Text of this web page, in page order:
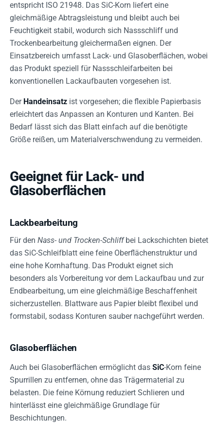
entspricht ISO 21948. Das SiC-Korn liefert eine
gleichmäßige Abtragsleistung und bleibt auch bei
Feuchtigkeit stabil, wodurch sich Nassschliff und
Trockenbearbeitung gleichermaßen eignen. Der
Einsatzbereich umfasst Lack- und Glasoberflächen, wobei
das Produkt speziell für Nassschleifarbeiten bei
konventionellen Lackaufbauten vorgesehen ist.
Der Handeinsatz ist vorgesehen; die flexible Papierbasis
erleichtert das Anpassen an Konturen und Kanten. Bei
Bedarf lässt sich das Blatt einfach auf die benötigte
Größe reißen, um Materialverschwendung zu vermeiden.
Geeignet für Lack- und
Glasoberflächen
Lackbearbeitung
Für den Nass- und Trocken-Schliffbei Lackschichten bietet
das SiC-Schleifblatt eine feine Oberflächenstruktur und
eine hohe Kornhaftung. Das Produkt eignet sich
besonders als Vorbereitung vor dem Lackaufbau und zur
Endbearbeitung, um eine gleichmäßige Beschaffenheit
sicherzustellen. Blattware aus Papier bleibt flexibel und
formstabil, sodass Konturen sauber nachgeführt werden.
Glasoberflächen
Auch bei Glasoberflächen ermöglicht das SiC-Korn feine
Spurrillen zu entfernen, ohne das Trägermaterial zu
belasten. Die feine Körnung reduziert Schlieren und
hinterlässt eine gleichmäßige Grundlage für
Beschichtungen.